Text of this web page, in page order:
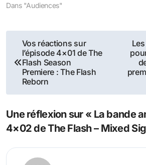
Dans "Audiences"
Navigation
de
l’article
Vos réactions sur
l’épisode 4×01 de The
Flash Season
Premiere : The Flash
Reborn
Une réflexion sur « La bande
4×02 de The Flash – Mixed